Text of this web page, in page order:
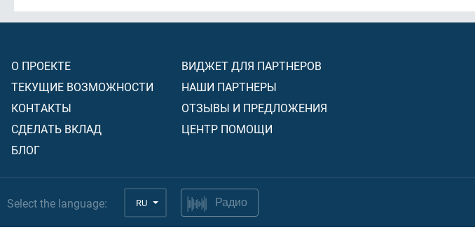
О ПРОЕКТЕ
ТЕКУЩИЕ ВОЗМОЖНОСТИ
КОНТАКТЫ
СДЕЛАТЬ ВКЛАД
БЛОГ
ВИДЖЕТ ДЛЯ ПАРТНЕРОВ
НАШИ ПАРТНЕРЫ
ОТЗЫВЫ И ПРЕДЛОЖЕНИЯ
ЦЕНТР ПОМОЩИ
Select the language: RU Радио